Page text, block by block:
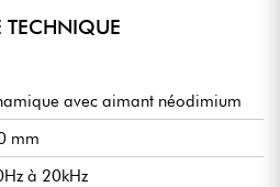
TECHNIQUE
avec aimant néodimium
mm
à 20kHz